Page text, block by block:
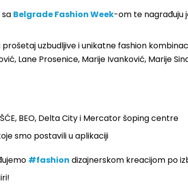
sa Belgrade Fashion Week-om te nagrađuju
uzbudljive i unikatne fashion
Lane Prosenice, Marije Ivanković, Marije
BEO, Delta City i Mercator šoping centre
smo postavili u aplikaciji
#fashion dizajnerskom kreacijom po